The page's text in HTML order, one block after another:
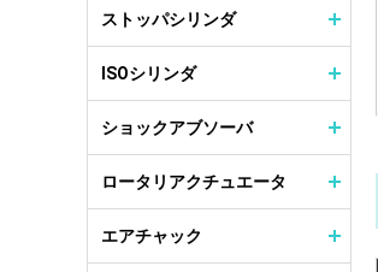
ストッパシリンダ
ISOシリンダ
ショックアブソーバ
ロータリアクチュエータ
エアチャック